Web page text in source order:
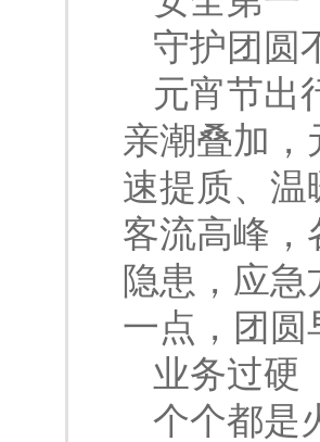
守护团
元宵节出
亲潮叠加，
速提质、温
客流高峰，
隐患，应
一点，团圆
业务过硬
个个都